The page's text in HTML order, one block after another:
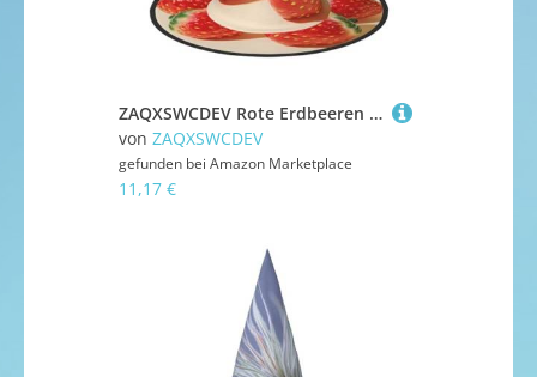
ZAQXSWCDEV Rote Erdbeeren Halloween Hut - Gruseliges Party-Kostüm-Accessoire mit Volldruck-Design - Leichter faltbarer Hexenhut für Halloween, Karneval, Maskerade & Rollenspiel-Events
von ZAQXSWCDEV
gefunden bei Amazon Marketplace
11,17 €